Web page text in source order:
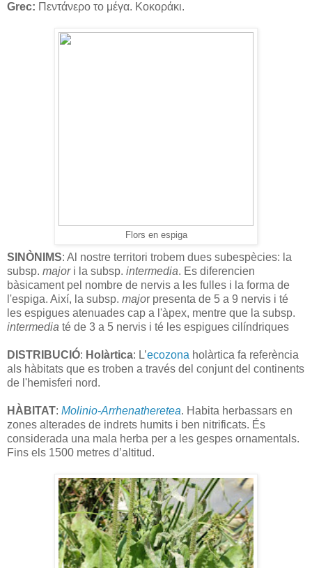
Grec: Πεντάνερο το μέγα. Κοκοράκι.
Flors en espiga
SINÒNIMS: Al nostre territori trobem dues subespècies: la
subsp. majori la subsp. intermedia. Es diferencien
bàsicament pel nombre de nervis a les fulles i la forma de
l'espiga. Així, la subsp. major presenta de 5 a 9 nervis i té
les espigues atenuades cap a l'àpex, mentre que la subsp.
intermedia té de 3 a 5 nervis i té les espigues cilíndriques
DISTRIBUCIÓ: Holàrtica: L’ecozona holàrtica fa referència
als hàbitats que es troben a través del conjunt del continents
de l'hemisferi nord.
HÀBITAT: Molinio-Arrhenatheretea. Habita herbassars en
zones alterades de indrets humits i ben nitrificats. És
considerada una mala herba per a les gespes ornamentals.
Fins els 1500 metres d’altitud.